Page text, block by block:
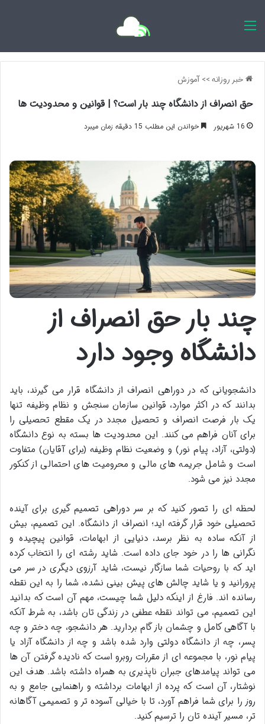
خبر روزانه>>آموزش
حق انصراف از دانشگاه چند بار است؟ | قوانین و محدودیت ها
16 شهریور خواندن این مطلب 15 دقیقه زمان میبرد
چند بار حق انصراف از
دانشگاه وجود دارد
دانشجویانی که در دوراهی انصراف از دانشگاه قرار می گیرند، باید
بدانند که در اکثر موارد، قوانین سازمان سنجش و نظام وظیفه تنها
یک بار فرصت انصراف و تحصیل مجدد در یک مقطع تحصیلی را
برای آنان فراهم می کنند. این محدودیت ها بسته به نوع دانشگاه
(دولتی، آزاد، پیام نور) و وضعیت نظام وظیفه (برای آقایان) متفاوت
است و شامل جریمه های مالی و محرومیت های احتمالی از کنکور
مجدد نیز می شود.
لحظه ای را تصور کنید که بر سر دوراهی تصمیم گیری برای آینده
تحصیلی خود قرار گرفته اید؛ انصراف از دانشگاه. این تصمیم، بیش
از آنکه ساده به نظر برسد، دنیایی از ابهامات، قوانین پیچیده و
نگرانی ها را در خود جای داده است. شاید رشته ای را انتخاب کرده
اید که با روحیات شما سازگار نیست، شاید آرزوی دیگری در سر می
پرورانید و یا شاید چالش های پیش بینی نشده، شما را به این نقطه
رسانده اند. فارغ از اینکه دلیل شما چیست، مهم آن است که بدانید
این تصمیم، می تواند نقطه عطفی در زندگی تان باشد، به شرط آنکه
با آگاهی کامل و چشمان باز گام بردارید. هر دانشجو، چه دختر و چه
پسر، چه از دانشگاه دولتی وارد شده باشد و چه از دانشگاه آزاد یا
پیام نور، با مجموعه ای از مقررات روبرو است که نادیده گرفتن آن ها
می تواند پیامدهای جبران ناپذیری به همراه داشته باشد. هدف این
نوشتار، آن است که پرده از ابهامات برداشته و راهنمایی جامع و به
روز را برای شما فراهم آورد، تا با خیالی آسوده تر و تصمیمی آگاهانه
تر، مسیر آینده تان را ترسیم کنید.